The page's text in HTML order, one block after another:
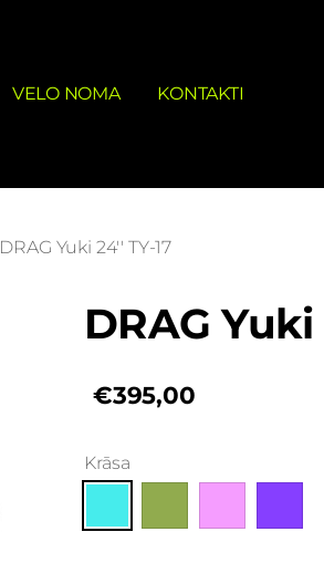
VELO NOMA KONTAKTI
DRAG Yuki 24'' TY-17
DRAG Yuki
€395,00
Krāsa